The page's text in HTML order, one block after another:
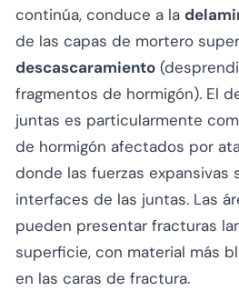
continúa, conduce a la
de las capas de mortero
descascaramiento
fragmentos de hormigón). El
juntas es particularmente
de hormigón afectados por
donde las fuerzas expansivas
interfaces de las juntas. Las
pueden presentar fracturas
superficie, con material más
en las caras de fractura.